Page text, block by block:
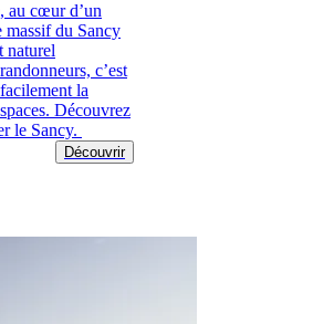
au cœur d’un
du Sancy
naturel
c’est
la
Découvrez
le Sancy.
Découvrir